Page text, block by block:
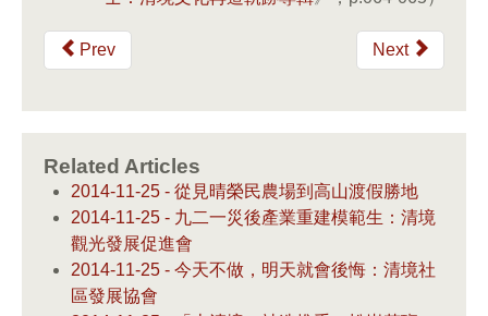
Prev Next
Related Articles
2014-11-25 - 從見晴榮民農場到高山渡假勝地
2014-11-25 - 九二一災後產業重建模範生：清境
觀光發展促進會
2014-11-25 - 今天不做，明天就會後悔：清境社
區發展協會